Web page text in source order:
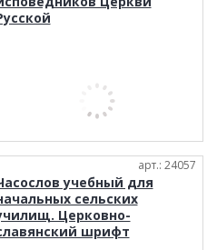
арт.: 24057
учебный для
сельских
Церковно-
шрифт